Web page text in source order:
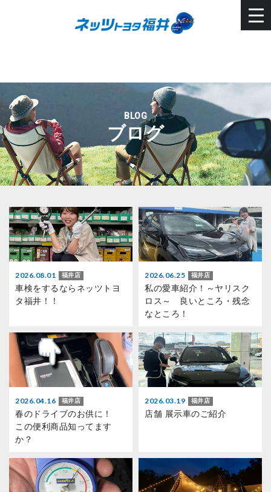
BLOG
ブログ
2026.08.01 福井店
車検をするならネッツトヨ
タ福井！！
2026.06.25 福井店
私の愛車紹介！～ヤリスク
ロス～ 良いところ・残念
なところ！
2026.04.16 福井店
春のドライブのお供に！
この便利商品知ってます
か？
2026.03.19 福井店
店舗 展示車のご紹介